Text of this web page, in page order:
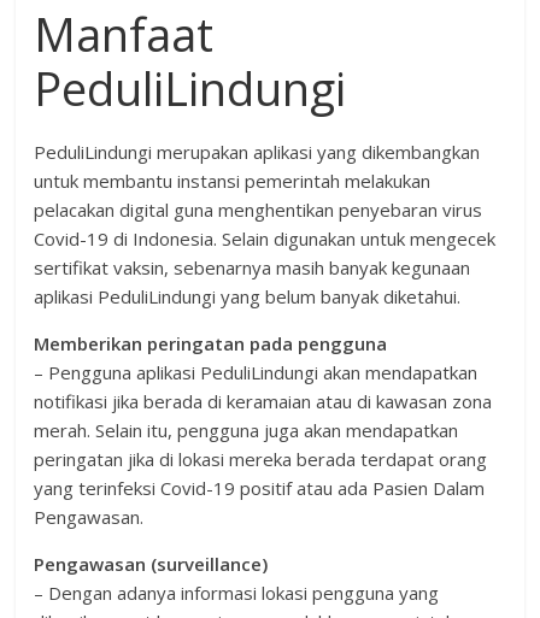
Manfaat
PeduliLindungi
PeduliLindungi merupakan aplikasi yang dikembangkan
untuk membantu instansi pemerintah melakukan
pelacakan digital guna menghentikan penyebaran virus
Covid-19 di Indonesia. Selain digunakan untuk mengecek
sertifikat vaksin, sebenarnya masih banyak kegunaan
aplikasi PeduliLindungi yang belum banyak diketahui.
Memberikan peringatan pada pengguna
– Pengguna aplikasi PeduliLindungi akan mendapatkan
notifikasi jika berada di keramaian atau di kawasan zona
merah. Selain itu, pengguna juga akan mendapatkan
peringatan jika di lokasi mereka berada terdapat orang
yang terinfeksi Covid-19 positif atau ada Pasien Dalam
Pengawasan.
Pengawasan (surveillance)
– Dengan adanya informasi lokasi pengguna yang